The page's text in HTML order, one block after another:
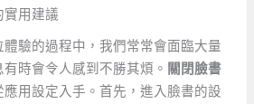
實用建議
驗的過程中，我們常常會面臨大量
時會令人感到不勝其煩。 關閉臉書
應用設定入手。首先，進入臉書的設